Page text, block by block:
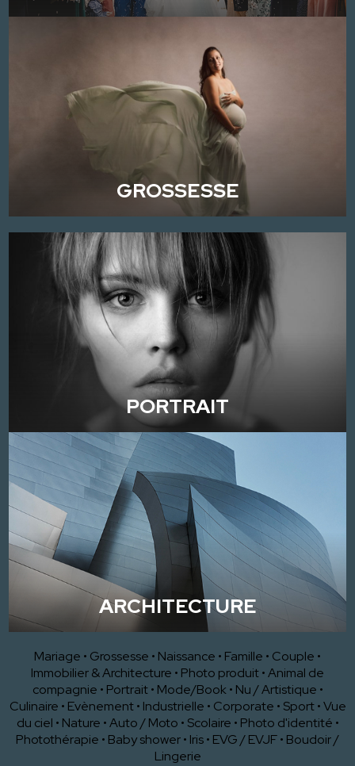
GROSSESSE
PORTRAIT
ARCHITECTURE
Mariage • Grossesse • Naissance • Famille • Couple •
Immobilier & Architecture • Photo produit•Animal de
compagnie • Portrait • Mode/Book • Nu / Artistique •
Culinaire • Evènement • Industrielle • Corporate • Sport •Vue
du ciel • Nature •Auto / Moto • Scolaire • Photo d'identité •
Photothérapie • Baby shower• Iris• EVG / EVJF• Boudoir /
Lingerie